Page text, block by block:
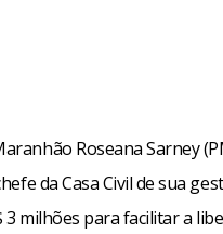
Roseana Sarney
da Casa Civil de sua
milhões para facilitar a